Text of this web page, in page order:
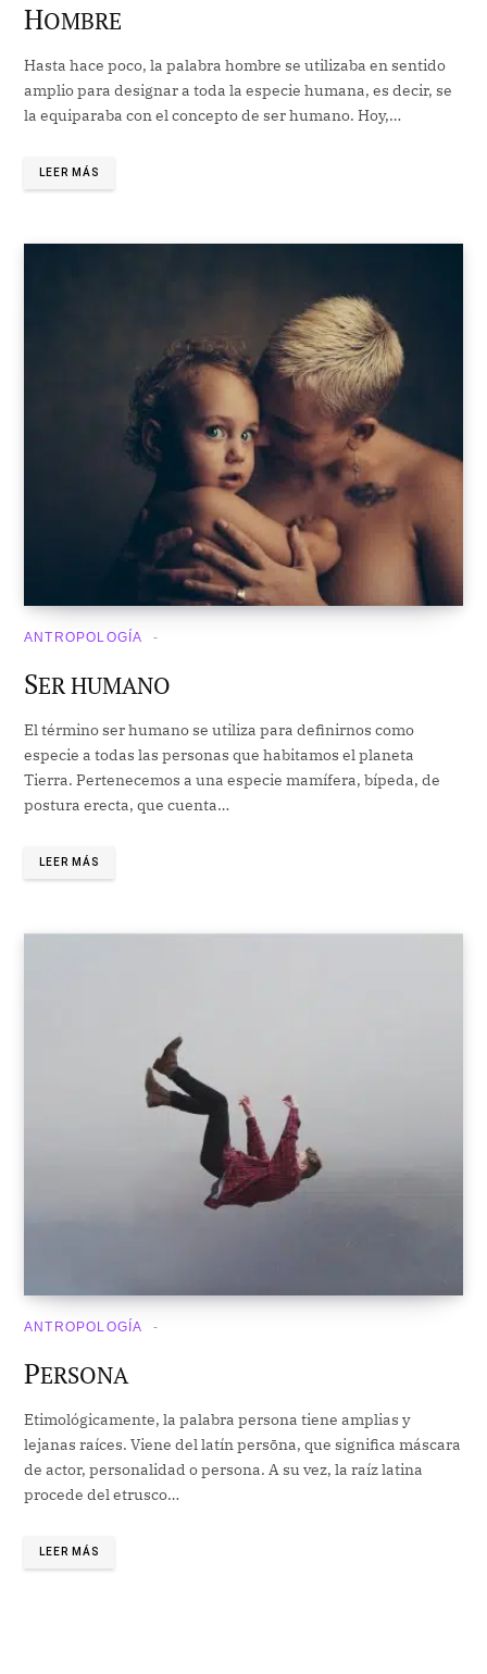
HOMBRE
Hasta hace poco, la palabra hombre se utilizaba en sentido
amplio para designar a toda la especie humana, es decir, se
la equiparaba con el concepto de ser humano. Hoy,…
LEER MÁS
ANTROPOLOGÍA
SER HUMANO
El término ser humano se utiliza para definirnos como
especie a todas las personas que habitamos el planeta
Tierra. Pertenecemos a una especie mamífera, bípeda, de
postura erecta, que cuenta…
LEER MÁS
ANTROPOLOGÍA
PERSONA
Etimológicamente, la palabra persona tiene amplias y
lejanas raíces. Viene del latín persōna, que significa máscara
de actor, personalidad o persona. A su vez, la raíz latina
procede del etrusco…
LEER MÁS